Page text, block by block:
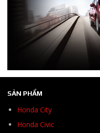
SẢN PHẨM
Honda City
Honda Civic